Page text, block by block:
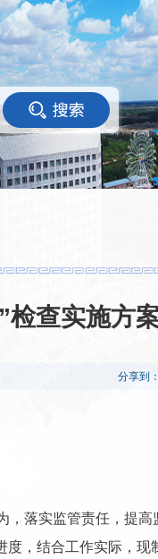
检查实施方
分享到：
，落实监管责任，提
，结合工作实际，现